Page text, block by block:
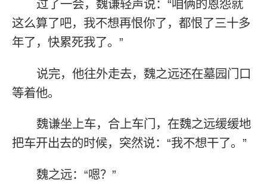
过了一会，魏谦轻声说：“咱俩的恩怨就
这么算了吧，我不想再恨你了，都恨了三十多
年了，快累死我了。”
说完，他往外走去，魏之远还在墓园门口
等着他。
魏谦坐上车，合上车门，在魏之远缓缓地
把车开出去的时候，突然说：“我不想干了。”
魏之远：“嗯？”